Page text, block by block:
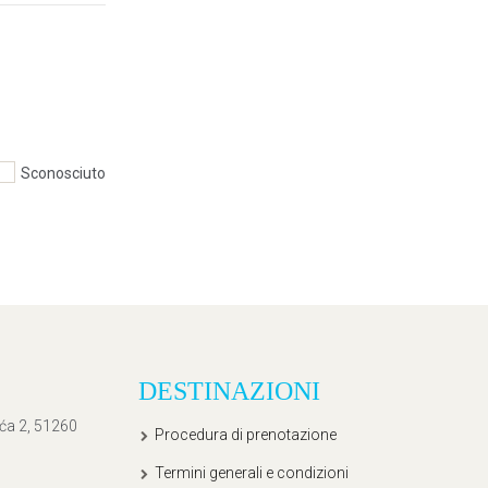
Sconosciuto
2, 51260
DESTINAZIONI
Procedura di prenotazione
Termini generali e condizioni